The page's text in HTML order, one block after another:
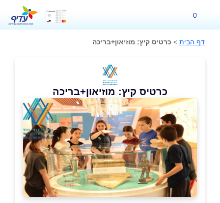
0
דף הבית > כרטיס קיץ: מוזיאון+בריכה
כרטיס קיץ: מוזיאון+בריכה